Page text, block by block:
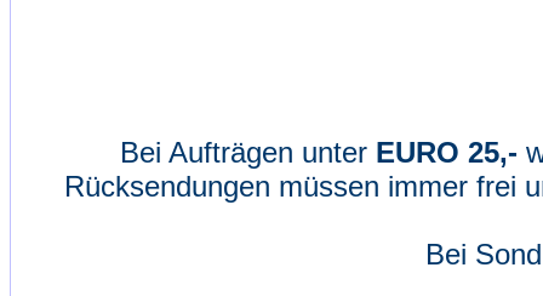
Bei Aufträgen unter EURO 25,-
Rücksendungen müssen immer frei
Bei